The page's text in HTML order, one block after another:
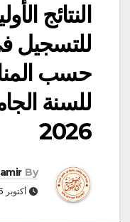
النتائج
حسب
2026
By
أكتوبر 5, 2025